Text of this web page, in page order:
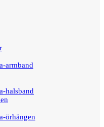
armband
halsband
örhängen